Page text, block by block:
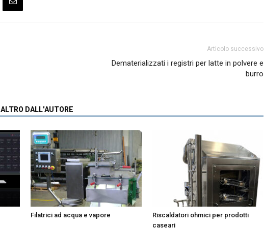
Articolo successivo
Dematerializzati i registri per latte in polvere e
burro
ALTRO DALL'AUTORE
Filatrici ad acqua e vapore
Riscaldatori ohmici per prodotti
caseari